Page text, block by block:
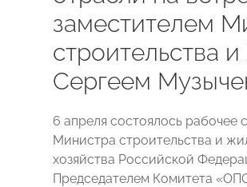
заместителем
строительства
Сергеем
6 апреля состоялось рабочее
Министра строительства и
хозяйства Российской
Председателем Комитета